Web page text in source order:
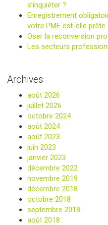
s’inquiéter ?
Enregistrement
votre PME est-elle prête
Oser la reconversion
Les secteurs
Archives
août 2026
juillet 2026
octobre 2024
août 2024
août 2023
juin 2023
janvier 2023
décembre 2022
novembre 2019
décembre 2018
octobre 2018
septembre 2018
août 2018